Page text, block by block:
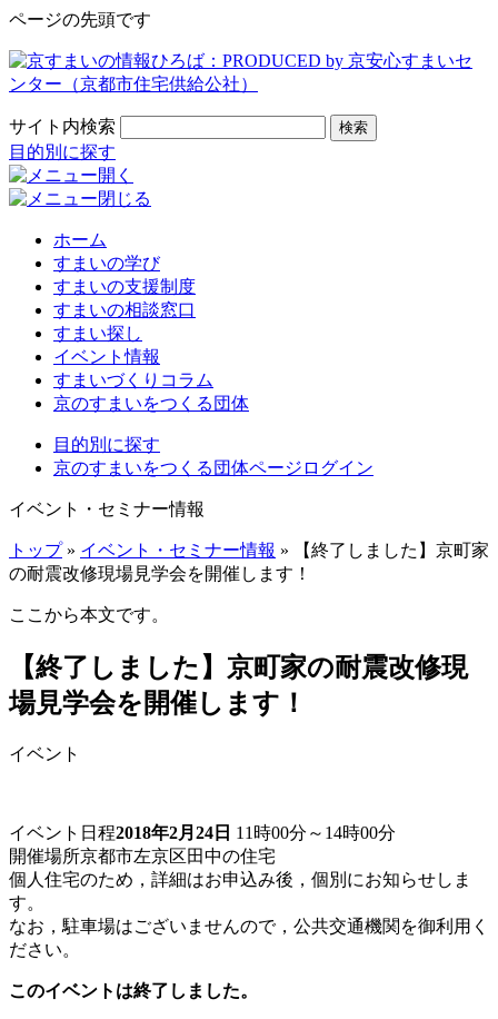
ページの先頭です
サイト内検索 検索
目的別に探す
ホーム
すまいの学び
すまいの支援制度
すまいの相談窓口
すまい探し
イベント情報
すまいづくりコラム
京のすまいをつくる団体
目的別に探す
京のすまいをつくる団体ページログイン
イベント・セミナー情報
トップ» イベント・セミナー情報 » 【終了しました】京町家
の耐震改修現場見学会を開催します！
ここから本文です。
【終了しました】京町家の耐震改修現
場見学会を開催します！
イベント
イベント日程2018年2月24日 11時00分～14時00分
開催場所京都市左京区田中の住宅
個人住宅のため，詳細はお申込み後，個別にお知らせしま
す。
なお，駐車場はございませんので，公共交通機関を御利用く
ださい。
このイベントは終了しました。